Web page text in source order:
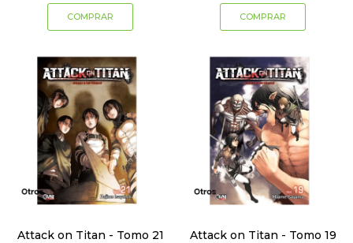
Attack on Titan - Tomo 21 Attack on Titan - Tomo 19